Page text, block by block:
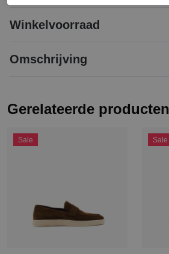
Winkelvoorraad
Omschrijving
Gerelateerde producten
Sale Sale